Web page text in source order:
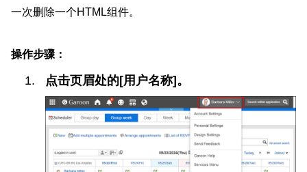
一次删除一个HTML组件。
操作步骤：
点击页眉处的[用户名称]。